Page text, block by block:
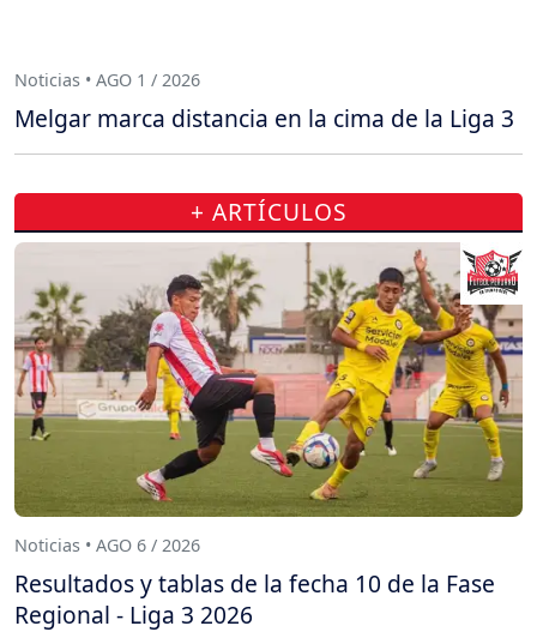
Noticias • AGO 1 / 2026
Melgar marca distancia en la cima de la Liga 3
+ ARTÍCULOS
Noticias • AGO 6 / 2026
Resultados y tablas de la fecha 10 de la Fase
Regional - Liga 3 2026